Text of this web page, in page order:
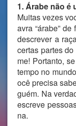
1. Árabe não é
Muitas vezes
avra “árabe”
descrever a
certas partes
me! Portanto,
tempo no
ocê precisa
guém. Na
escreve
na.